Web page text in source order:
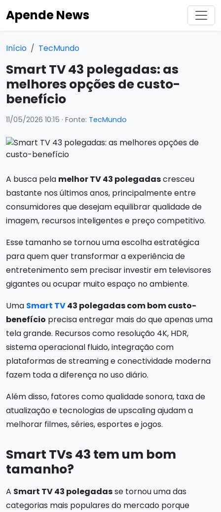
Apende News
Início TecMundo
Smart TV 43 polegadas: as
melhores opções de custo-
benefício
11/05/2026 10:15 · Fonte: TecMundo
A busca pela melhor TV 43 polegadascresceu
bastante nos últimos anos, principalmente entre
consumidores que desejam equilibrar qualidade de
imagem, recursos inteligentes e preço competitivo.
Esse tamanho se tornou uma escolha estratégica
para quem quer transformar a experiência de
entretenimento sem precisar investir em televisores
gigantes ou ocupar muito espaço no ambiente.
Uma Smart TV43 polegadas com bom custo-
benefício precisa entregar mais do que apenas uma
tela grande. Recursos como resolução 4K, HDR,
sistema operacional fluido, integração com
plataformas de streaming e conectividade moderna
fazem toda a diferença no uso diário.
Além disso, fatores como qualidade sonora, taxa de
atualização e tecnologias de upscaling ajudam a
melhorar filmes, séries, esportes e jogos.
Smart TVs 43 tem um bom
tamanho?
A Smart TV 43 polegadasse tornou uma das
categorias mais populares do mercado porque